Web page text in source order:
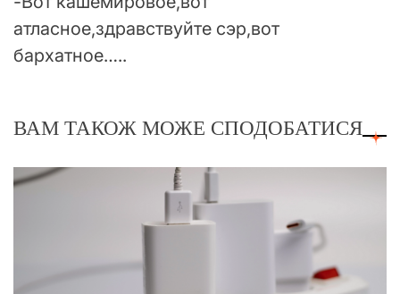
атласное,здравствуйте сэр,вот
бархатное…..
ВАМ ТАКОЖ МОЖЕ СПОДОБАТИСЯ